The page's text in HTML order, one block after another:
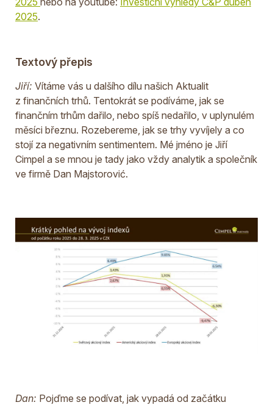
2025.
Textový přepis
Jiří: Vítáme vás u dalšího dílu našich Aktualit
z finančních trhů. Tentokrát se podíváme, jak se
finančním trhům dařilo, nebo spíš nedařilo, v uplynulém
měsíci březnu. Rozebereme, jak se trhy vyvíjely a co
stojí za negativním sentimentem. Mé jméno je Jiří
Cimpel a se mnou je tady jako vždy analytik a společník
ve firmě Dan Majstorović.
Dan: Pojďme se podívat, jak vypadá od začátku